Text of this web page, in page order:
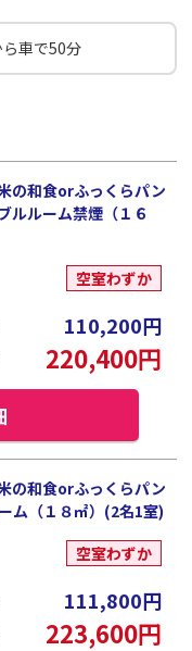
車で50分
の和食orふっくらパン
ルルーム禁煙（１６
空室わずか
110,200円
220,400円
の和食orふっくらパン
ム（１８㎡）(2名1室)
空室わずか
111,800円
223,600円